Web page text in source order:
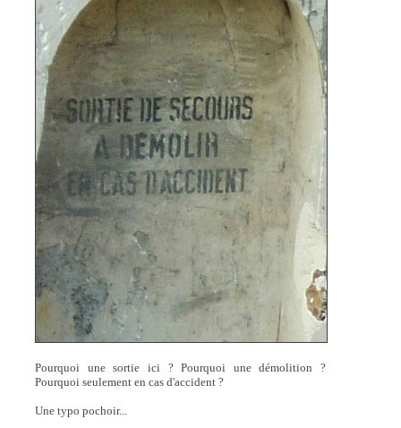
Pourquoi une sortie ici ? Pourquoi une démolition ?
Pourquoi seulement en cas d'accident ?
Une typo pochoir...